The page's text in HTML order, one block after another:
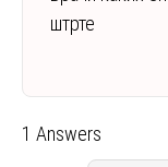
штрте
1 Answers